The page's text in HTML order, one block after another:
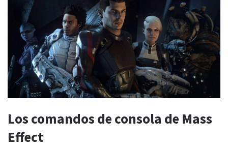
Los comandos de consola de Mass
Effect